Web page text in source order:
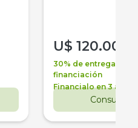
U$ 120.000
30% de entrega +
financiación
Financialo en 3 años
Consultar